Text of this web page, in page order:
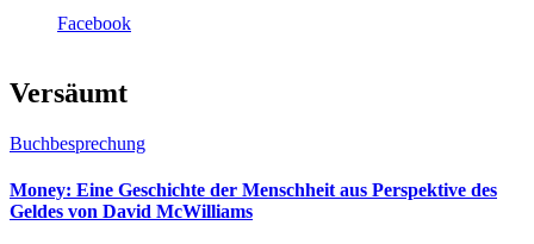
Facebook
Versäumt
Buchbesprechung
Money: Eine Geschichte der Menschheit aus Perspektive des
Geldes von David McWilliams